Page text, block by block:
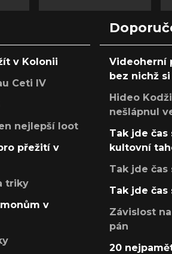
v Kolonii
Ceti IV
nejlepší loot
přežití v
triky
v
Videoherní
bez nichž
Hideo
nešlápnul
Tak jde čas
kultovní
Tak jde
Tak jde čas
Závislost
pán
20